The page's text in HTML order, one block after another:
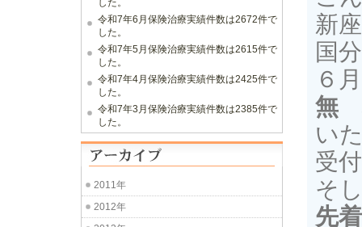
新
国
６
無
い
受
そ
先
した。
令和7年6月保険治療実績件数は2672件で
した。
令和7年5月保険治療実績件数は2615件で
した。
令和7年4月保険治療実績件数は2425件で
した。
令和7年3月保険治療実績件数は2385件で
した。
2011年
2012年